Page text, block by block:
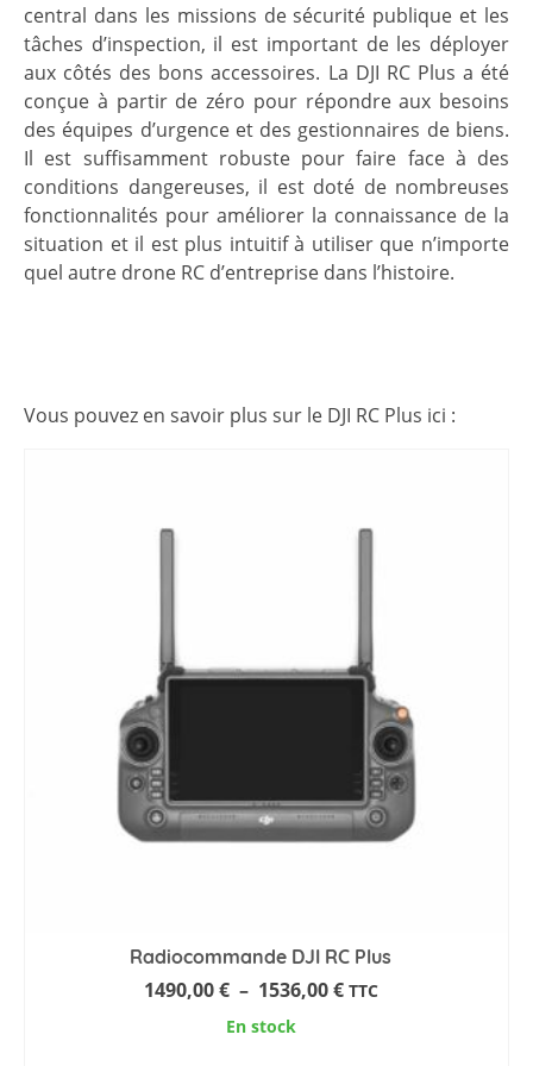
central dans les missions de sécurité publique et les
tâches d’inspection, il est important de les déployer
aux côtés des bons accessoires. La DJI RC Plus a été
conçue à partir de zéro pour répondre aux besoins
des équipes d’urgence et des gestionnaires de biens.
Il est suffisamment robuste pour faire face à des
conditions dangereuses, il est doté de nombreuses
fonctionnalités pour améliorer la connaissance de la
situation et il est plus intuitif à utiliser que n’importe
quel autre drone RC d’entreprise dans l’histoire.
Vous pouvez en savoir plus sur le DJI RC Plus ici :
Radiocommande DJI RC Plus
1490,00€ – 1536,00€Plage
TTC
En stock